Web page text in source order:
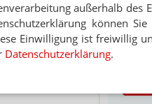
außerhalb des
können
Einwilligung ist freiwillig
Datenschutzerklärung.
verkaufen
E-MAIL